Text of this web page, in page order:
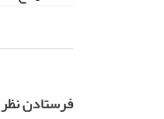
فرستادن نظر